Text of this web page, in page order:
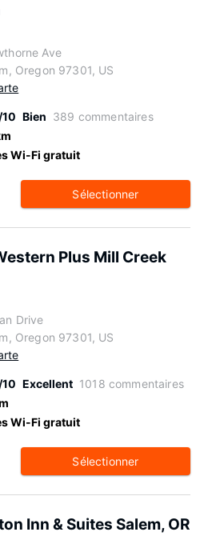
Ave
Oregon 97301, US
Bien 389 commentaires
Wi-Fi gratuit
Sélectionner
Plus Mill Creek
Drive
Oregon 97301, US
Excellent 1018 commentaires
Wi-Fi gratuit
Sélectionner
Inn & Suites Salem, OR